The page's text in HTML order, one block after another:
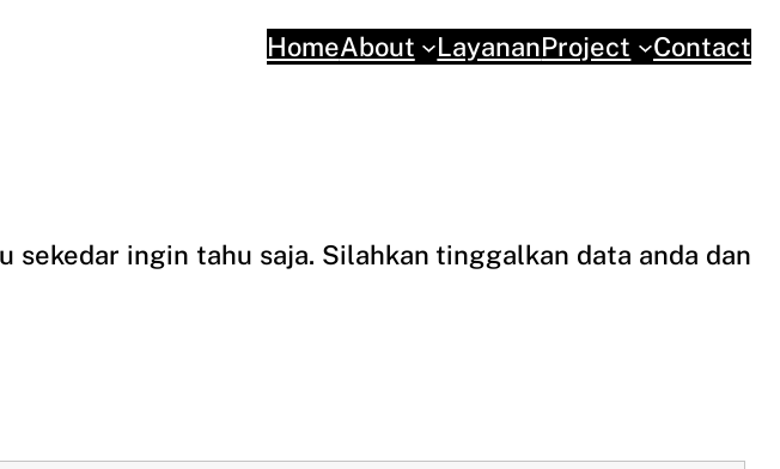
HomeAbout LayananProject Contact
ingin tahu saja. Silahkan tinggalkan data anda dan